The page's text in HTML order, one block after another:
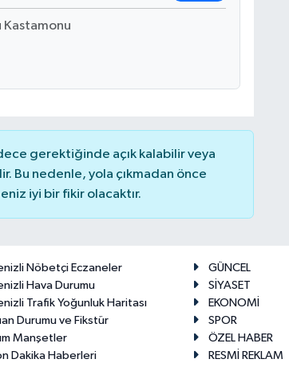
Kastamonu
gerektiğinde açık kalabilir veya
Bu nedenle, yola çıkmadan önce
iyi bir fikir olacaktır.
Nöbetçi Eczaneler
Hava Durumu
Trafik Yoğunluk Haritası
Durumu ve Fikstür
Manşetler
Dakika Haberleri
GÜNCEL
SİYASET
EKONOMİ
SPOR
ÖZEL HABER
RESMİ REKLAM